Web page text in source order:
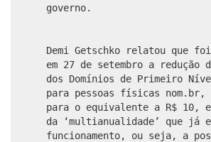
governo.
Demi Getschko relatou que
em 27 de setembro a redução
dos Domínios de Primeiro
para pessoas físicas nom.br,
para o equivalente a R$ 10,
da ‘multianualidade’ que já
funcionamento, ou seja, a